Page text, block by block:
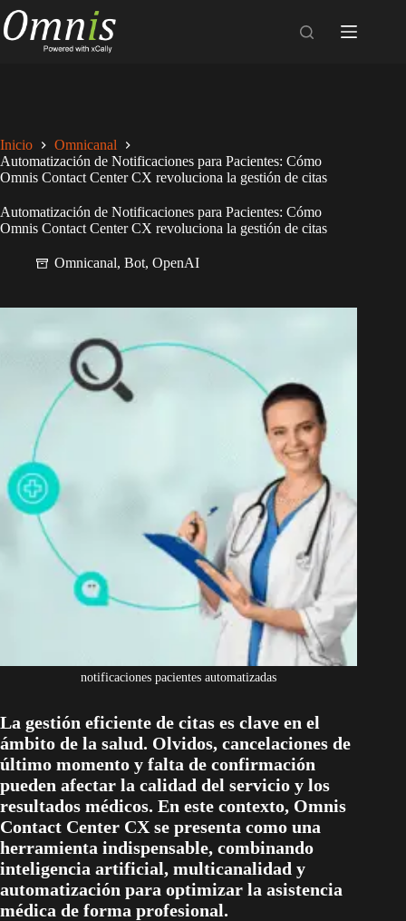
Inicio
Omnicanal
Automatización de Notificaciones para Pacientes: Cómo
Omnis Contact Center CX revoluciona la gestión de citas
Automatización de Notificaciones para Pacientes: Cómo
Omnis Contact Center CX revoluciona la gestión de citas
Omnicanal, Bot, OpenAI
notificaciones pacientes automatizadas
La gestión eficiente de citas es clave en el
ámbito de la salud. Olvidos, cancelaciones de
último momento y falta de confirmación
pueden afectar la calidad del servicio y los
resultados médicos. En este contexto, Omnis
Contact Center CX se presenta como una
herramienta indispensable, combinando
inteligencia artificial, multicanalidad y
automatización para optimizar la asistencia
médica de forma profesional.